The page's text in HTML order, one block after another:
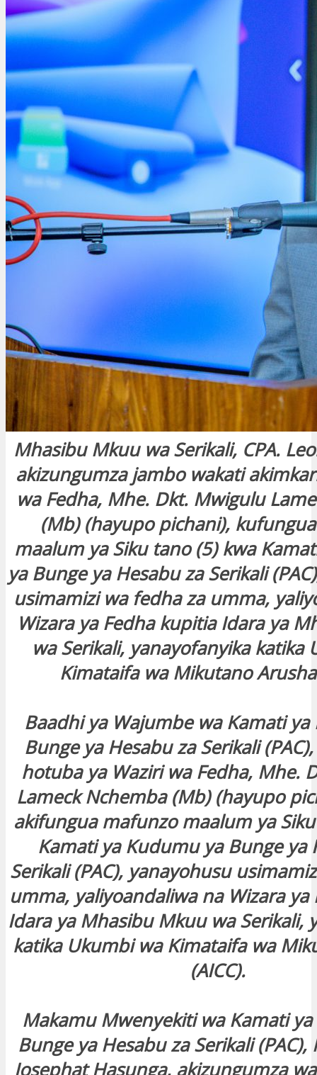
Mhasibu Mkuu wa Serikali, CPA.
akizungumza jambo wakati
wa Fedha, Mhe. Dkt. Mwigulu
(Mb) (hayupo pichani),
maalum ya Siku tano (5) kwa
ya Bunge ya Hesabu za Serikali
usimamizi wa fedha za umma,
Wizara ya Fedha kupitia Idara ya
wa Serikali, yanayofanyika katika
Kimataifa wa Mikutano Arusha
Baadhi ya Wajumbe wa Kamati
Bunge ya Hesabu za Serikali
hotuba ya Waziri wa Fedha, Mhe.
Lameck Nchemba (Mb) (hayupo
akifungua mafunzo maalum ya
Kamati ya Kudumu ya Bunge ya
Serikali (PAC), yanayohusu
umma, yaliyoandaliwa na Wizara ya
Idara ya Mhasibu Mkuu wa Serikali,
katika Ukumbi wa Kimataifa wa
(AICC).
Makamu Mwenyekiti wa Kamati
Bunge ya Hesabu za Serikali
Josephat Hasunga, akizungumza